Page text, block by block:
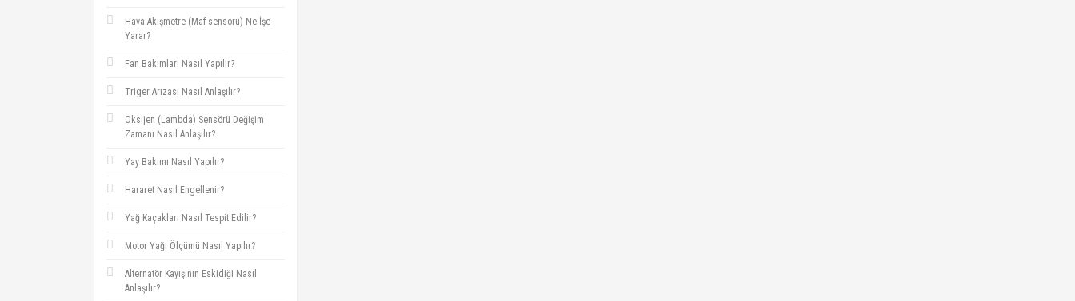
Hava Akışmetre (Maf sensörü) Ne İşe
Yarar?
Fan Bakımları Nasıl Yapılır?
Triger Arızası Nasıl Anlaşılır?
Oksijen (Lambda) Sensörü Değişim
Zamanı Nasıl Anlaşılır?
Yay Bakımı Nasıl Yapılır?
Hararet Nasıl Engellenir?
Yağ Kaçakları Nasıl Tespit Edilir?
Motor Yağı Ölçümü Nasıl Yapılır?
Alternatör Kayışının Eskidiği Nasıl
Anlaşılır?